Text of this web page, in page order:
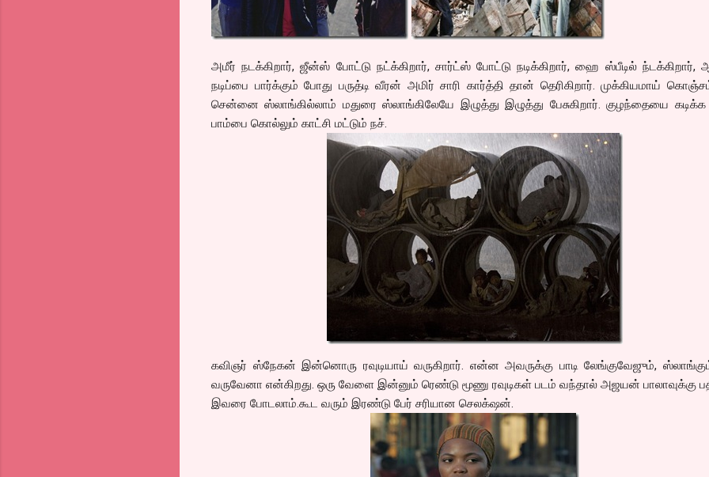
அமீர் நடக்கிறார், ஜீன்ஸ் போட்டு நட்க்கிறார், சார்ட்ஸ் போட்டு நடிக்கிறார், ஹை ஸ்பீடில் ந்டக்கிறார்,
நடிப்பை பார்க்கும் போது பருத்டி வீரன் அமிர் சாரி கார்த்தி தான் தெரிகிறார். முக்கியமாய்
சென்னை ஸ்லாங்கில்லாம் மதுரை ஸ்லாங்கிலேயே இழுத்து இழுத்து பேசுகிறார். குழந்தையை கடிக்க
பாம்பை கொல்லும் காட்சி மட்டும் நச்.
கவிஞர் ஸ்நேகன் இன்னொரு ரவுடியாய் வருகிறார். என்ன அவருக்கு பாடி லேங்குவேஜும்,
வருவேனா என்கிறது. ஒரு வேளை இன்னும் ரெண்டு மூணு ரவுடிகள் படம் வந்தால் அஜயன் பாலாவுக்கு
இவரை போடலாம்.கூட வரும் இரண்டு பேர் சரியான செலக்‌ஷன்.